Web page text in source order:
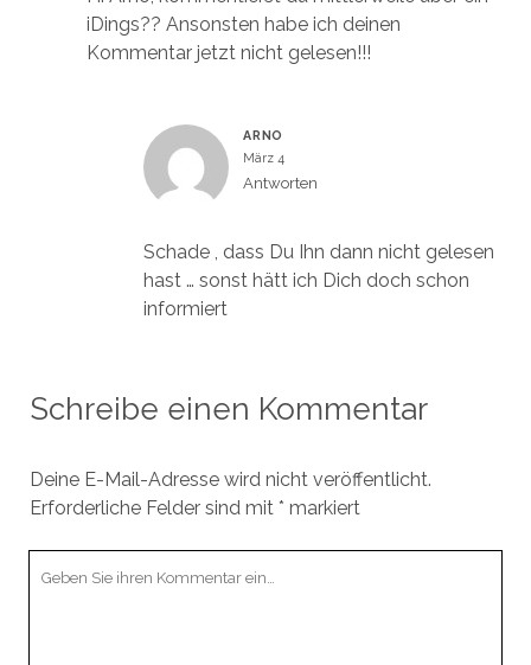
iDings?? Ansonsten habe ich deinen
Kommentar jetzt nicht gelesen!!!
ARNO
März 4
Antworten
Schade , dass Du Ihn dann nicht gelesen
hast … sonst hätt ich Dich doch schon
informiert
Schreibe einen Kommentar
Deine E-Mail-Adresse wird nicht veröffentlicht.
Erforderliche Felder sind mit * markiert